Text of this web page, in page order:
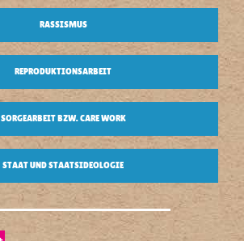
RASSISMUS
REPRODUKTIONSARBEIT
SORGEARBEIT BZW. CARE WORK
STAAT UND STAATSIDEOLOGIE